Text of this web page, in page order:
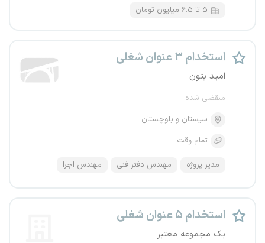
۵ تا ۶.۵ میلیون تومان
استخدام ۳ عنوان شغلی
امید بتون
منقضی شده
سیستان و بلوچستان
تمام وقت
مدیر پروژه مهندس دفتر فنی مهندس اجرا
استخدام ۵ عنوان شغلی
یک مجموعه معتبر